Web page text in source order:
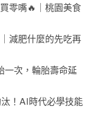
零嘴🔥｜桃園美食
減肥什麼的先吃再
一次，輪胎壽命延
！AI時代必學技能